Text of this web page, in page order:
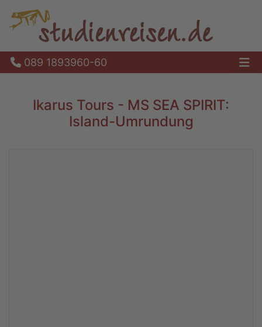
089 1893960-60
Ikarus Tours - MS SEA SPIRIT:
Island-Umrundung